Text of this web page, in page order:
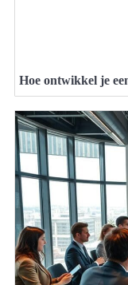
Hoe ontwikkel je